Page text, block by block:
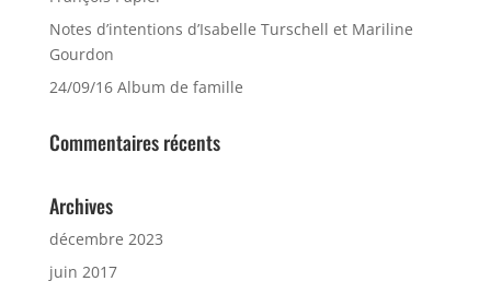
Notes d’intentions d’Isabelle Turschell et Mariline
Gourdon
24/09/16 Album de famille
Commentaires récents
Archives
décembre 2023
juin 2017